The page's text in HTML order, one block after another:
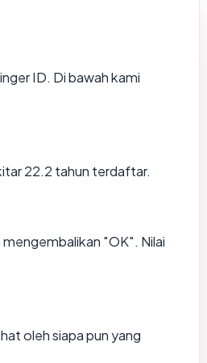
ID. Di bawah kami
22.2 tahun terdaftar.
"OK". Nilai
oleh siapa pun yang